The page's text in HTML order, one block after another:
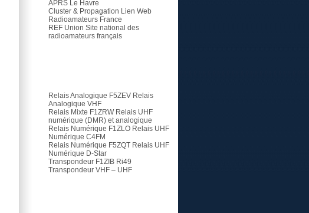
APRS Le Havre
Cluster & Propagation Lien Web
Radioamateurs France
REF Union Site national des
radioamateurs français
Relais Analogique F5ZEV Relais
Analogique VHF
Relais Mixte F1ZRWRelais UHF
numérique (DMR) et analogique
Relais Numérique F1ZLO Relais UHF
Numérique C4FM
Relais Numérique F5ZQT Relais UHF
Numérique D-Star
Transpondeur F1ZIB Ri49
Transpondeur VHF – UHF